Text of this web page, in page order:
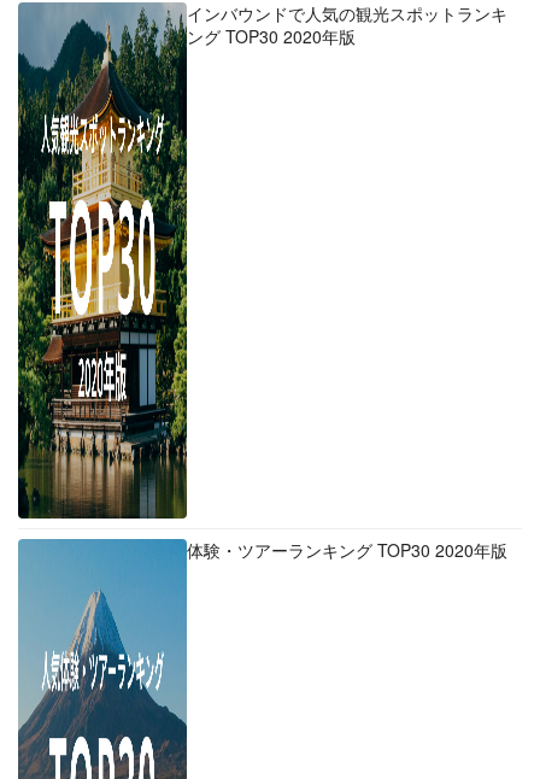
インバウンドで人気の観光スポットランキ
ング TOP30 2020年版
体験・ツアーランキング TOP30 2020年版